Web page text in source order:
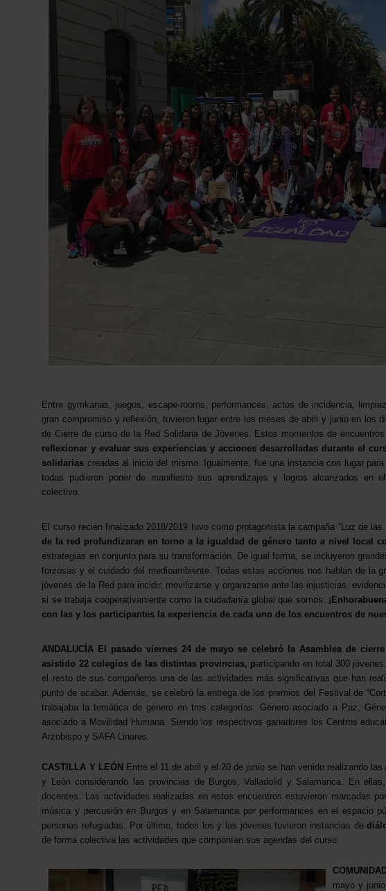
Entre gymkanas, juegos, escape-rooms, performances, actos de incidencia,
gran compromiso y reflexión, tuvieron lugar entre los meses de abril y junio en los
de Cierre de curso de la Red Solidaria de Jóvenes. Estos momentos de
reflexionar y evaluar sus experiencias y acciones desarrolladas durante el
solidarias creadas al inicio del mismo. Igualmente, fue una instancia con lugar
todas pudieron poner de manifiesto sus aprendizajes y logros alcanzados en
colectivo.
El curso recién finalizado 2018/2019 tuvo como protagonista la campaña “Luz de
de la red profundizaran en torno a la igualdad de género tanto a nivel local
estrategias en conjunto para su transformación. De igual forma, se incluyeron
forzosas y el cuidado del medioambiente. Todas estas acciones nos hablan de la
jóvenes de la Red para incidir, movilizarse y organizarse ante las injusticias,
si se trabaja cooperativamente como la ciudadanía global que somos.
con las y los participantes la experiencia de cada uno de los encuentros de
ANDALUCÍA El pasado viernes 24 de mayo se celebró la Asamblea de
asistido 22 colegios de las distintas provincias, participando en total 300
el resto de sus compañeros una de las actividades más significativas que han
punto de acabar. Además, se celebró la entrega de los premios del Festival de
trabajaba la temática de género en tres categorías: Género asociado a Paz,
asociado a Movilidad Humana. Siendo los respectivos ganadores los Centros
Arzobispo y SAFA Linares.
CASTILLA Y LEÓN Entre el 11 de abril y el 20 de junio se han venido realizando
y León considerando las provincias de Burgos, Valladolid y Salamanca. En
docentes. Las actividades realizadas en estos encuentros estuvieron marcadas
música y percusión en Burgos y en Salamanca por performances en el espacio
personas refugiadas. Por último, todos los y las jóvenes tuvieron instancias de
de forma colectiva las actividades que componían sus agendas del curso.
mayo y